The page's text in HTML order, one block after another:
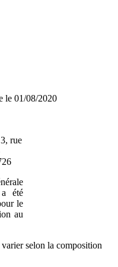
le 01/08/2020
rue
été
le
au
selon la composition